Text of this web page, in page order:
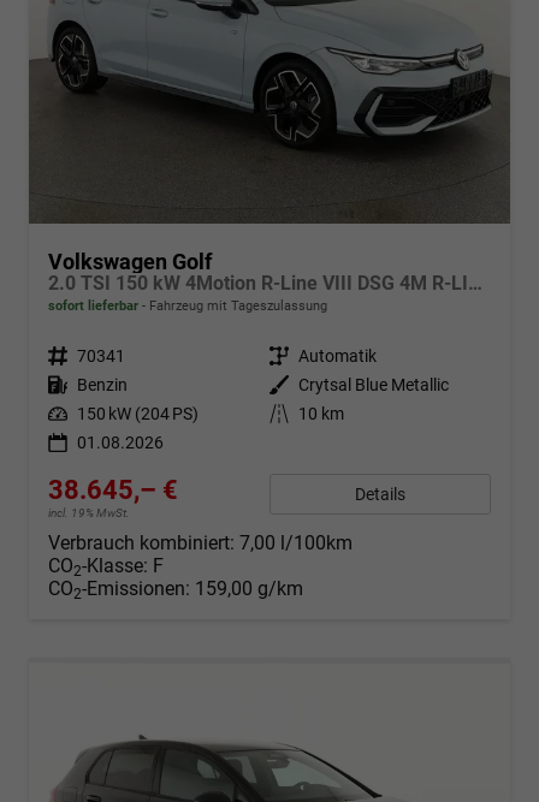
Volkswagen Golf
2.0 TSI 150 kW 4Motion R-Line VIII DSG 4M R-LINE, LED-Plus, 18-Zoll, Side, Kamera, Winter, 3 J.-Garantie
sofort lieferbar Fahrzeug mit Tageszulassung
Fahrzeugnr. 70341 Getriebe Automatik
Kraftstoff Benzin Außenfarbe
Crytsal Blue Metallic
Leistung 150 kW (204 PS) Kilometerstand
10 km
01.08.2026
38.645,– €
incl. 19% MwSt.
Details
Verbrauch kombiniert: 7,00 l/100km
CO2-Klasse: F
CO2-Emissionen: 159,00 g/km